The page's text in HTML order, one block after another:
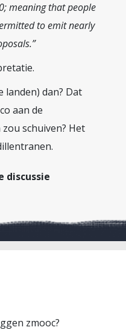
meaning that people
to emit nearly
landen) dan? Dat
aan de
schuiven? Het
discussie
zmooc?